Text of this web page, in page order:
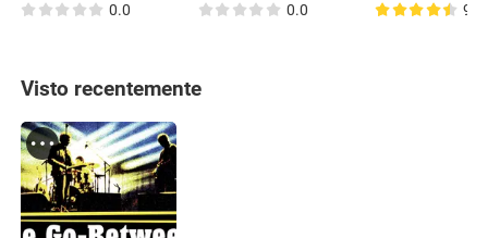
0.0 0.0 9.2
Visto recentemente